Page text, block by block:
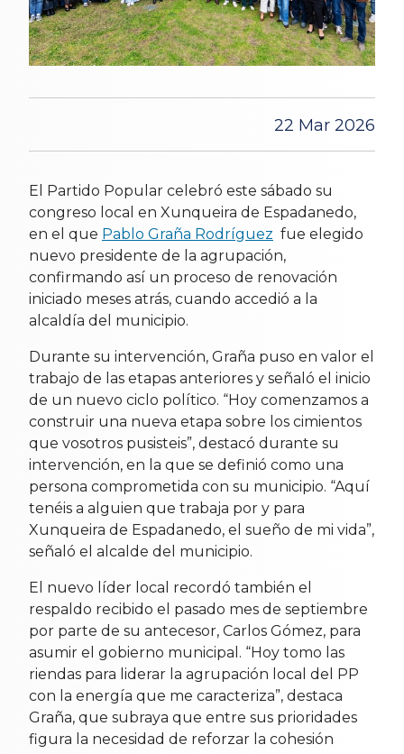
22 Mar 2026
El Partido Popular celebró este sábado su
congreso local en Xunqueira de Espadanedo,
en el que Pablo Graña Rodríguez fue elegido
nuevo presidente de la agrupación,
confirmando así un proceso de renovación
iniciado meses atrás, cuando accedió a la
alcaldía del municipio.
Durante su intervención, Graña puso en valor el
trabajo de las etapas anteriores y señaló el inicio
de un nuevo ciclo político. “Hoy comenzamos a
construir una nueva etapa sobre los cimientos
que vosotros pusisteis”, destacó durante su
intervención, en la que se definió como una
persona comprometida con su municipio. “Aquí
tenéis a alguien que trabaja por y para
Xunqueira de Espadanedo, el sueño de mi vida”,
señaló el alcalde del municipio.
El nuevo líder local recordó también el
respaldo recibido el pasado mes de septiembre
por parte de su antecesor, Carlos Gómez, para
asumir el gobierno municipal. “Hoy tomo las
riendas para liderar la agrupación local del PP
con la energía que me caracteriza”, destaca
Graña, que subraya que entre sus prioridades
figura la necesidad de reforzar la cohesión